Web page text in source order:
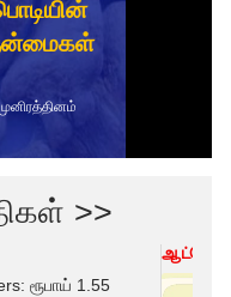
>>
ரூபாய் 1.55
ஆட்டோ